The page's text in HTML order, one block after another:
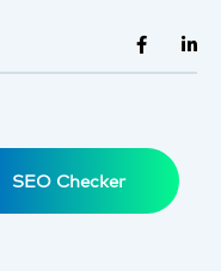
SEO Checker